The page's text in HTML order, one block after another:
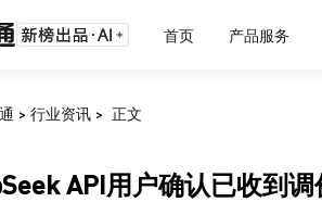
首页 产品服务
> 行业资讯 > 正文
API用户确认已收到